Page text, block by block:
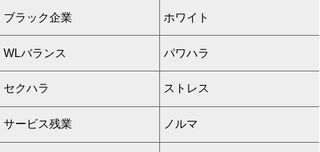
ブラック企業 ホワイト
WLバランス パワハラ
セクハラ ストレス
サービス残業 ノルマ